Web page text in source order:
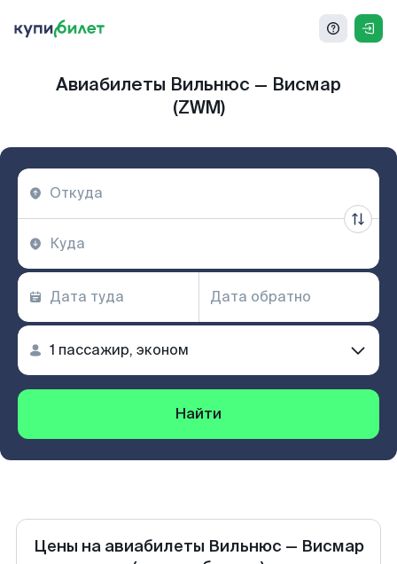
Авиабилеты Вильнюс — Висмар
(ZWM)
Найти
Цены на авиабилеты Вильнюс — Висмар